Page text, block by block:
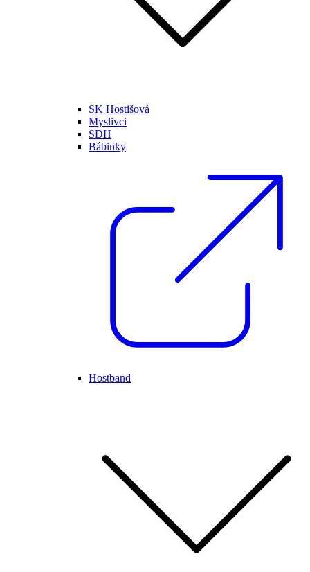
SK Hostišová
Myslivci
SDH
Bábinky
Hostband